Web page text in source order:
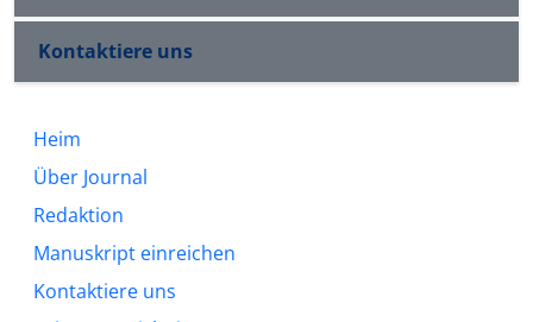
Kontaktiere uns
Heim
Über Journal
Redaktion
Manuskript einreichen
Kontaktiere uns